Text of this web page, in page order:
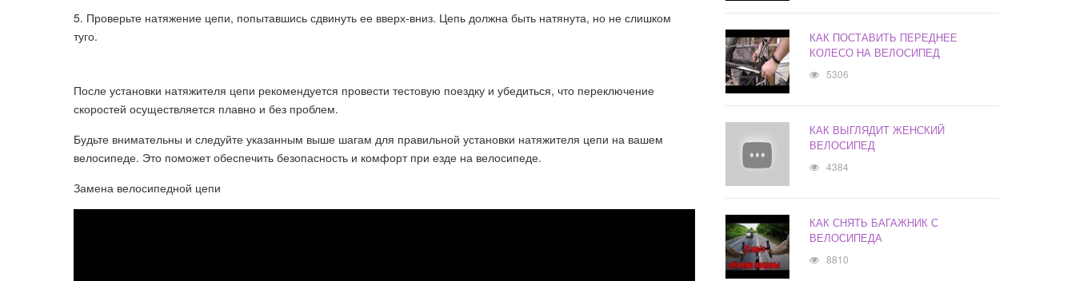
Проверьте натяжение цепи, попытавшись сдвинуть ее вверх-вниз. Цепь должна быть натянута, но не слишком
туго.
После установки натяжителя цепи рекомендуется провести тестовую поездку и убедиться, что переключение
скоростей осуществляется плавно и без проблем.
Будьте внимательны и следуйте указанным выше шагам для правильной установки натяжителя цепи на вашем
велосипеде. Это поможет обеспечить безопасность и комфорт при езде на велосипеде.
Замена велосипедной цепи
КАК ПОСТАВИТЬ ПЕРЕДНЕЕ
КОЛЕСО НА ВЕЛОСИПЕД
5306
КАК ВЫГЛЯДИТ ЖЕНСКИЙ
ВЕЛОСИПЕД
4384
КАК СНЯТЬ БАГАЖНИК С
ВЕЛОСИПЕДА
8810